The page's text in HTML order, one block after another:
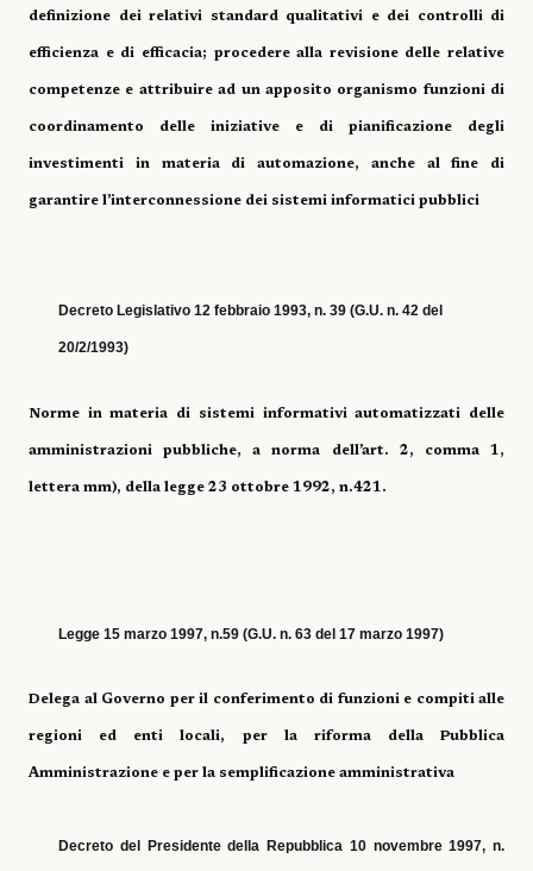
definizione dei relativi standard qualitativi e dei controlli di
efficienza e di efficacia; procedere alla revisione delle relative
competenze e attribuire ad un apposito organismo funzioni di
coordinamento delle iniziative e di pianificazione degli
investimenti in materia di automazione, anche al fine di
garantire l’interconnessione dei sistemi informatici pubblici
Decreto Legislativo 12 febbraio 1993, n. 39 (G.U. n. 42 del
20/2/1993)
Norme in materia di sistemi informativi automatizzati delle
amministrazioni pubbliche, a norma dell’art. 2, comma 1,
lettera mm), della legge 23 ottobre 1992, n.421.
Legge 15 marzo 1997, n.59 (G.U. n. 63 del 17 marzo 1997)
Delega al Governo per il conferimento di funzioni e compiti alle
regioni ed enti locali, per la riforma della Pubblica
Amministrazione e per la semplificazione amministrativa
Decreto del Presidente della Repubblica 10 novembre 1997, n.